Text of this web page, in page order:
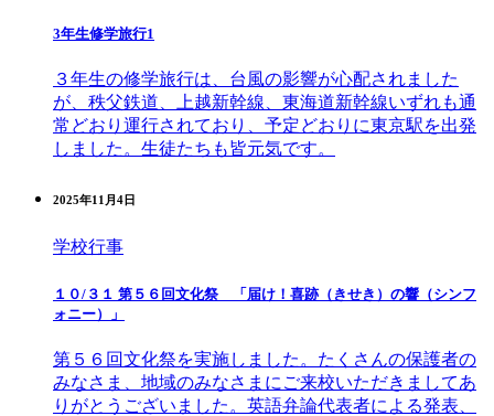
3年生修学旅行1
３年生の修学旅行は、台風の影響が心配されました
が、秩父鉄道、上越新幹線、東海道新幹線いずれも通
常どおり運行されており、予定どおりに東京駅を出発
しました。生徒たちも皆元気です。
2025年11月4日
学校行事
１０/３１ 第５６回文化祭 「届け！喜跡（きせき）の響（シンフ
ォニー）」
第５６回文化祭を実施しました。たくさんの保護者の
みなさま、地域のみなさまにご来校いただきましてあ
りがとうございました。英語弁論代表者による発表、